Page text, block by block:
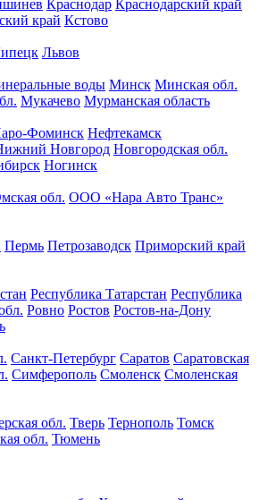
Краснодар Краснодарский край
край Кстово
Львов
воды Минск Минская обл.
Мукачево Мурманская область
Фоминск Нефтекамск
Новгород Новгородская обл.
Ногинск
обл. ООО «Нара Авто Транс»
Пермь Петрозаводск Приморский край
Республика Татарстан Республика
Ровно Ростов Ростов-на-Дону
Санкт-Петербург Саратов Саратовская
Симферополь Смоленск Смоленская
обл. Тверь Тернополь Томск
обл. Тюмень